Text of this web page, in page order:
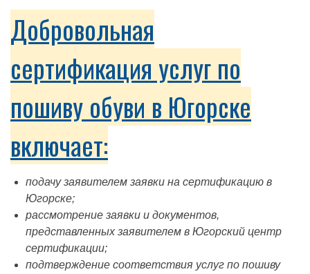
Добровольная
сертификация услуг по
пошиву обуви в Югорске
включает:
подачу заявителем заявки на сертификацию в
Югорске;
рассмотрение заявки и документов,
представленных заявителем в Югорский центр
сертификации;
подтверждение соответствия услуг по пошиву